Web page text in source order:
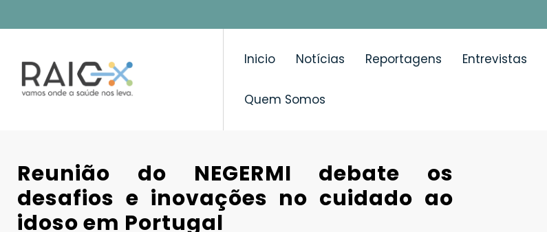
para
conteúdo
Inicio Notícias Reportagens Entrevistas
Quem Somos
Reunião do NEGERMI debate os
desafios e inovações no cuidado ao
idoso em Portugal